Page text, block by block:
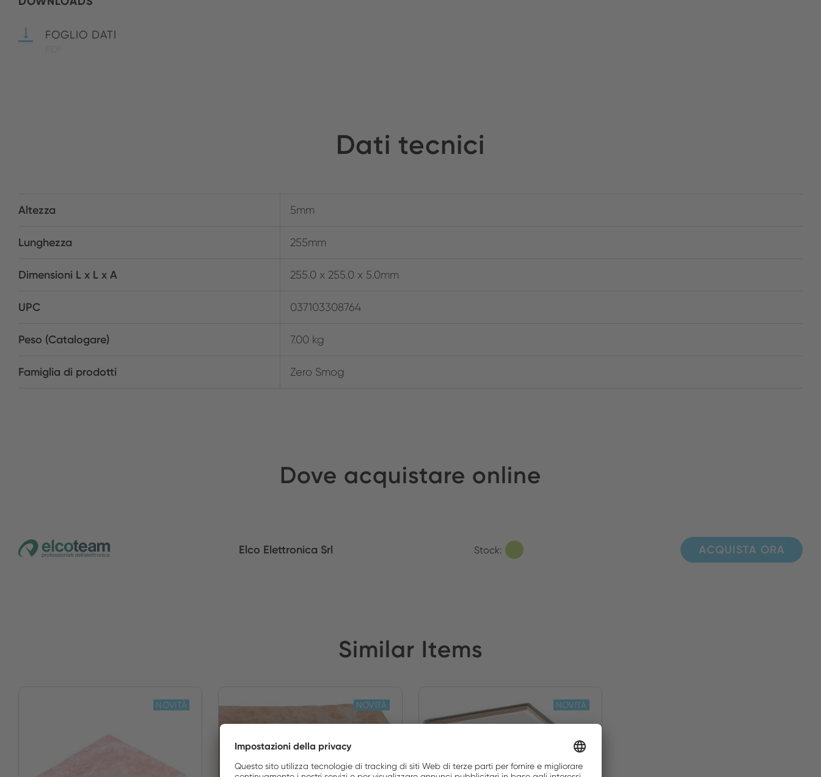
FOGLIO DATI
Dati tecnici
Altezza 5mm
Lunghezza 255mm
Dimensioni L x L x A 255.0 x 255.0 x 5.0mm
UPC 037103308764
Peso (Catalogare) 7.00 kg
Famiglia di prodotti Zero Smog
Dove acquistare online
Elco Elettronica Srl Stock: ACQUISTA ORA
Similar Items
NOVITÀ NOVITÀ NOVITÀ